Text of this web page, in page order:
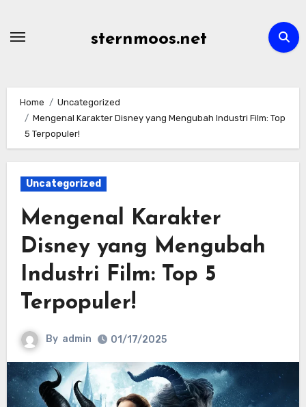
sternmoos.net
Home
Uncategorized
Mengenal Karakter Disney yang Mengubah Industri Film: Top
5 Terpopuler!
Uncategorized
Mengenal Karakter
Disney yang Mengubah
Industri Film: Top 5
Terpopuler!
By admin 01/17/2025